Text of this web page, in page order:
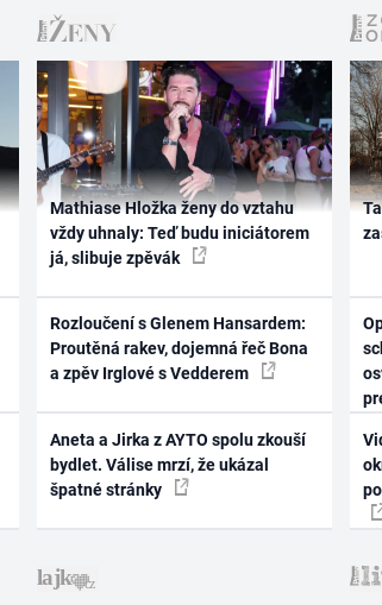
Mathiase Hložka ženy do vztahu
vždy uhnaly: Teď budu iniciátorem
já, slibuje zpěvák
Rozloučení s Glenem Hansardem:
Proutěná rakev, dojemná řeč Bona
a zpěv Irglové s Vedderem
Aneta a Jirka z AYTO spolu zkouší
bydlet. Válise mrzí, že ukázal
špatné stránky